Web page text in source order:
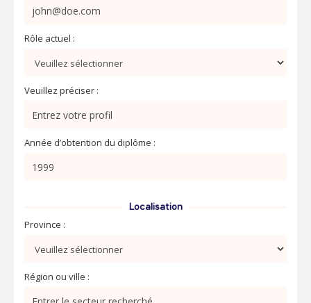
Rôle actuel :
Veuillez préciser :
Année d’obtention du diplôme :
Localisation
Province :
Région ou ville :